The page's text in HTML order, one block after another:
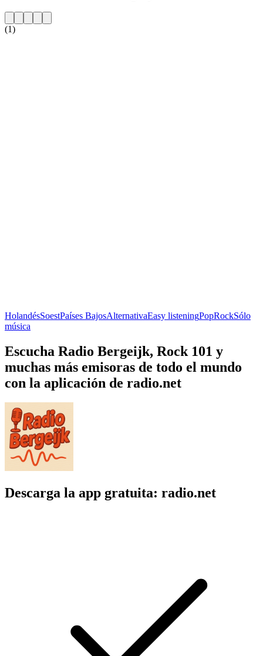
(1)
HolandésSoestPaíses BajosAlternativaEasy listeningPopRockSólo
música
Escucha Radio Bergeijk, Rock 101 y
muchas más emisoras de todo el mundo
con la aplicación de radio.net
Descarga la app gratuita: radio.net